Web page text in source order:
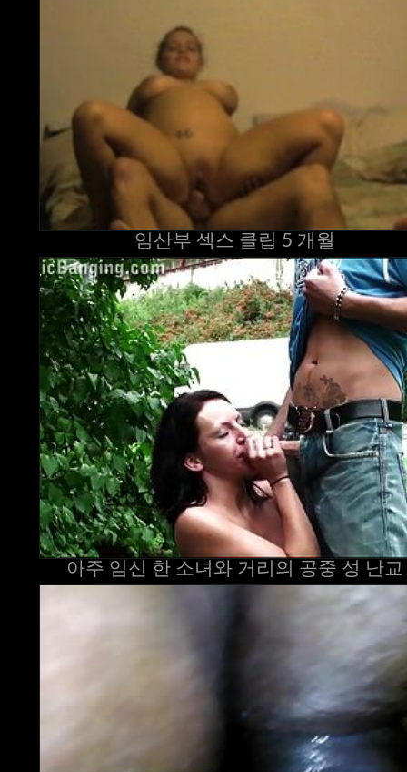
임산부 섹스 클립 5 개월
아주 임신 한 소녀와 거리의 공중 성 난교